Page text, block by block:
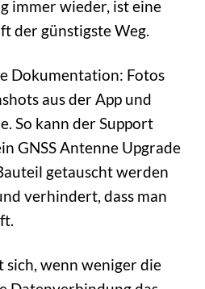
immer wieder, ist eine
der günstigste Weg.
Dokumentation: Fotos
aus der App und
So kann der Support
GNSS Antenne Upgrade
getauscht werden
verhindert, dass man
sich, wenn weniger die